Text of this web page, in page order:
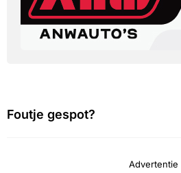
Foutje gespot?
Advertentie